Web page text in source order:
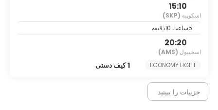
15:10
اسکوپیه (SKP)
20:20
اسخیپول (AMS)
ECONOMY LIGHT
1 کیف دستی
جزییات را ببینید